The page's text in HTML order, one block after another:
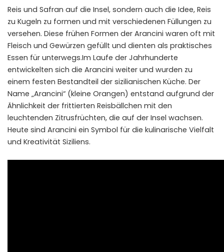
Reis und Safran auf die Insel, sondern auch die Idee, Reis
zu Kugeln zu formen und mit verschiedenen Füllungen zu
versehen. Diese frühen Formen der Arancini waren oft mit
Fleisch und Gewürzen gefüllt und dienten als praktisches
Essen für unterwegs.Im Laufe der Jahrhunderte
entwickelten sich die Arancini weiter und wurden zu
einem festen Bestandteil der sizilianischen Küche. Der
Name „Arancini“ (kleine Orangen) entstand aufgrund der
Ähnlichkeit der frittierten Reisbällchen mit den
leuchtenden Zitrusfrüchten, die auf der Insel wachsen.
Heute sind Arancini ein Symbol für die kulinarische Vielfalt
und Kreativität Siziliens.